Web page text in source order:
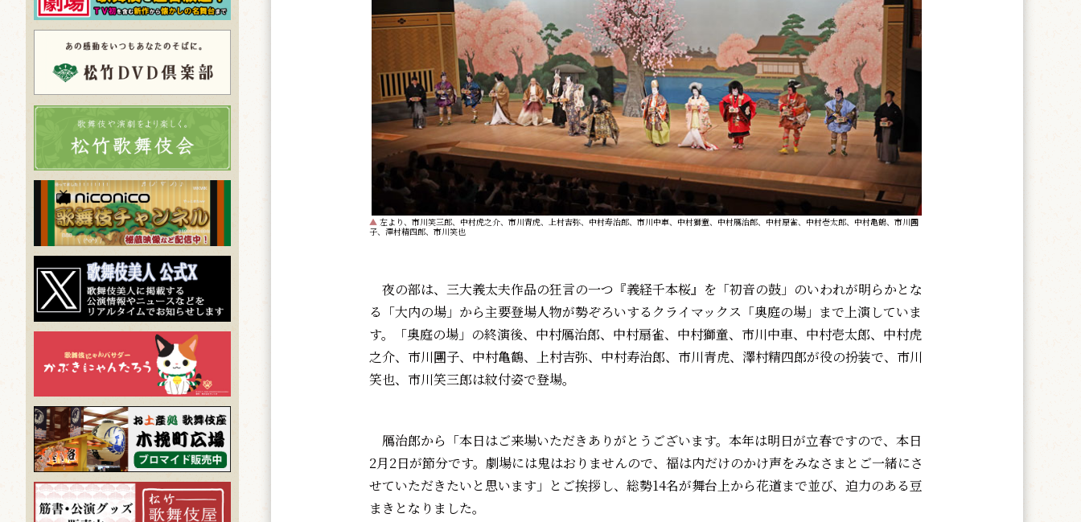
▲ 左より、市川笑三郎、中村虎之介、市川青虎、上村吉弥、中村寿治郎、市川中車、中村獅童、中村鴈治郎、中村扇雀、中村壱太郎、中村亀鶴、市川團
子、澤村精四郎、市川笑也
夜の部は、三大義太夫作品の狂言の一つ『義経千本桜』を「初音の鼓」のいわれが明らかとな
る「大内の場」から主要登場人物が勢ぞろいするクライマックス「奥庭の場」まで上演していま
す。「奥庭の場」の終演後、中村鴈治郎、中村扇雀、中村獅童、市川中車、中村壱太郎、中村虎
之介、市川團子、中村亀鶴、上村吉弥、中村寿治郎、市川青虎、澤村精四郎が役の扮装で、市川
笑也、市川笑三郎は紋付姿で登場。
鴈治郎から「本日はご来場いただきありがとうございます。本年は明日が立春ですので、本日
2月2日が節分です。劇場には⿁はおりませんので、福は内だけのかけ声をみなさまとご一緒にさ
せていただきたいと思います」とご挨拶し、総勢14名が舞台上から花道まで並び、迫力のある豆
まきとなりました。